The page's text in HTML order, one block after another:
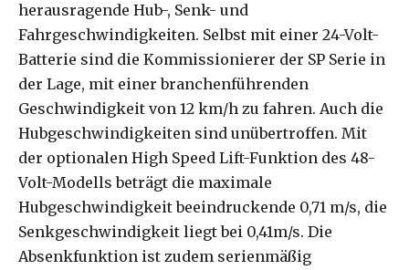
herausragende Hub-, Senk- und
Fahrgeschwindigkeiten. Selbst mit einer 24-Volt-
Batterie sind die Kommissionierer der SP Serie in
der Lage, mit einer branchenführenden
Geschwindigkeit von 12 km/h zu fahren. Auch die
Hubgeschwindigkeiten sind unübertroffen. Mit
der optionalen High Speed Lift-Funktion des 48-
Volt-Modells beträgt die maximale
Hubgeschwindigkeit beeindruckende 0,71 m/s, die
Senkgeschwindigkeit liegt bei 0,41m/s. Die
Absenkfunktion ist zudem serienmäßig